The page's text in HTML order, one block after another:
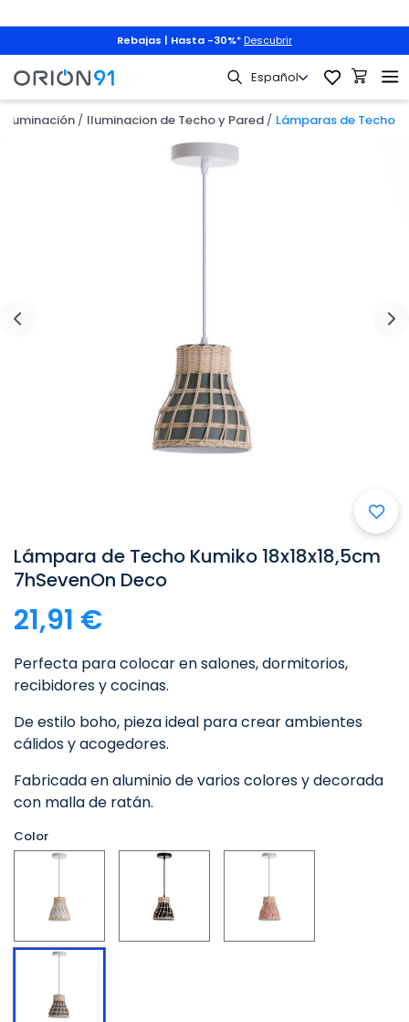
Rebajas | Hasta -30%* Descubrir
Iluminación Iluminacion de Techo y Pared Lámparas de Techo
Lámpara de Techo Kumiko 18x18x18,5cm
7hSevenOn Deco
21,91 €
Perfecta para colocar en salones, dormitorios,
recibidores y cocinas.
De estilo boho, pieza ideal para crear ambientes
cálidos y acogedores.
Fabricada en aluminio de varios colores y decorada
con malla de ratán.
Color
Blanco Negro Rosa
Gris